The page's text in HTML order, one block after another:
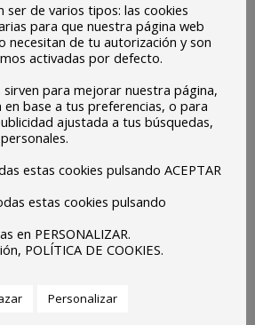
es la capacidad que tiene el
la memoria es “la sede de los
significa ‘volver con el corazón’. En
miles de carreras y continuos
la capacidad de volver al
y de la memoria. Sin memoria se
raíces no se crece. Nos hace bien
de quien nos ha amado, sanado,
nos proponemos como
que nos configura; recorriendo
ser de varios tipos: las cookies
para que nuestra página web
necesitan de tu autorización y son
activadas por defecto.
sirven para mejorar nuestra página,
base a tus preferencias, o para
ajustada a tus búsquedas,
estas cookies pulsando ACEPTAR
estas cookies pulsando
en PERSONALIZAR.
POLÍTICA DE COOKIES.
Personalizar